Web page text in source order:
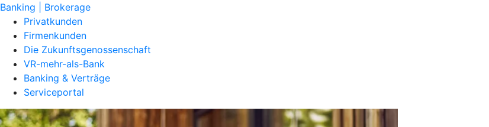
Banking | Brokerage
Privatkunden
Firmenkunden
Die Zukunftsgenossenschaft
VR-mehr-als-Bank
Banking & Verträge
Serviceportal